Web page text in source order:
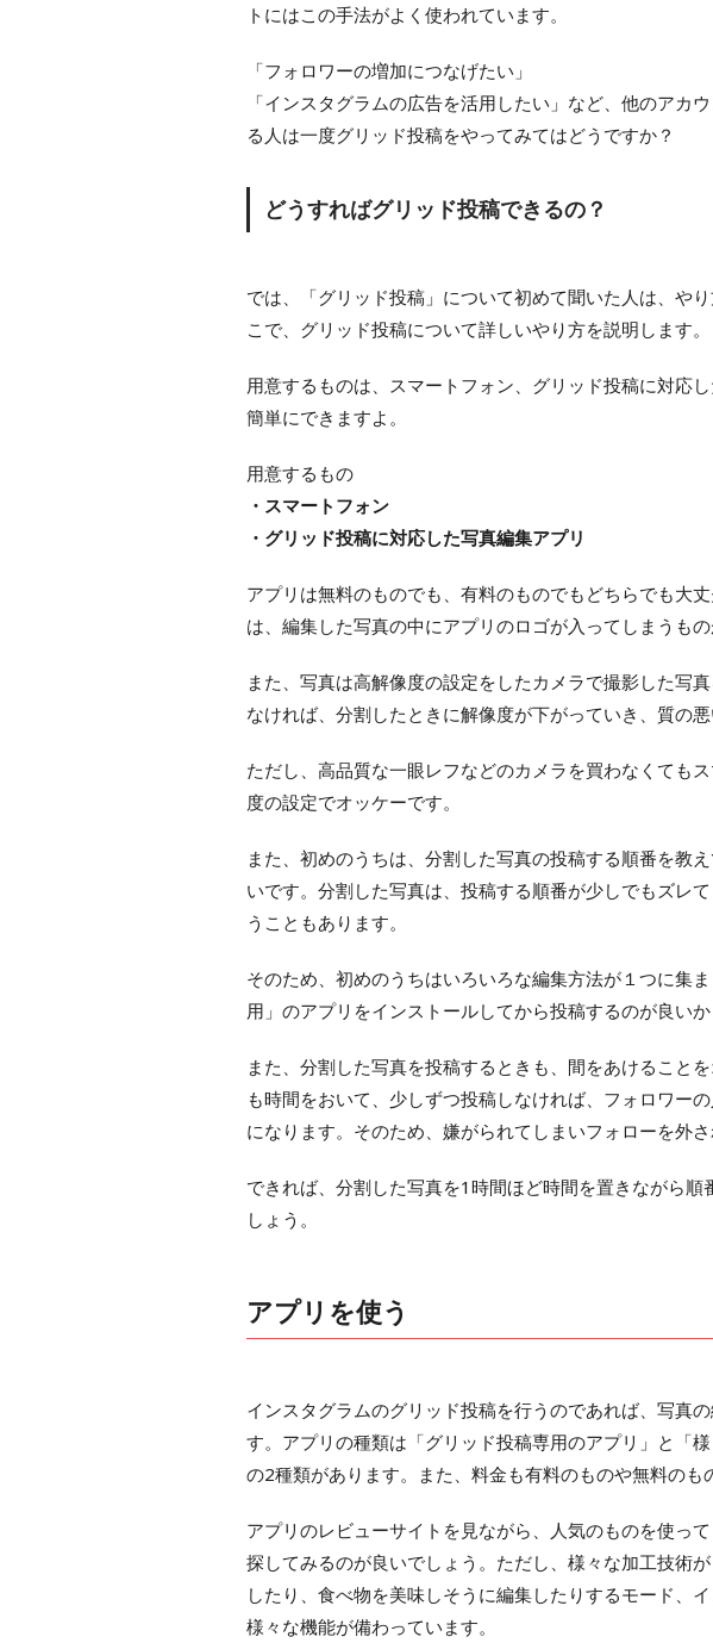
トにはこの手法がよく使われています。
「フォロワーの増加につなげたい」
「インスタグラムの広告を活用したい」など、他のアカ
る人は一度グリッド投稿をやってみてはどうですか？
どうすればグリッド投稿できるの？
では、「グリッド投稿」について初めて聞いた人は、や
こで、グリッド投稿について詳しいやり方を説明します。
用意するものは、スマートフォン、グリッド投稿に対応
簡単にできますよ。
用意するもの
・スマートフォン
・グリッド投稿に対応した写真編集アプリ
アプリは無料のものでも、有料のものでもどちらでも大
は、編集した写真の中にアプリのロゴが入ってしまうもの
また、写真は高解像度の設定をしたカメラで撮影した写
なければ、分割したときに解像度が下がっていき、質の悪
ただし、高品質な一眼レフなどのカメラを買わなくても
度の設定でオッケーです。
また、初めのうちは、分割した写真の投稿する順番を教
いです。分割した写真は、投稿する順番が少しでもズレ
うこともあります。
そのため、初めのうちはいろいろな編集方法が１つに集
用」のアプリをインストールしてから投稿するのが良いか
また、分割した写真を投稿するときも、間をあけること
も時間をおいて、少しずつ投稿しなければ、フォロワー
になります。そのため、嫌がられてしまいフォローを外さ
できれば、分割した写真を1時間ほど時間を置きながら順
しょう。
アプリを使う
インスタグラムのグリッド投稿を行うのであれば、写真
す。アプリの種類は「グリッド投稿専用のアプリ」と「
の2種類があります。また、料金も有料のものや無料のも
アプリのレビューサイトを見ながら、人気のものを使っ
探してみるのが良いでしょう。ただし、様々な加工技術
したり、食べ物を美味しそうに編集したりするモード、
様々な機能が備わっています。